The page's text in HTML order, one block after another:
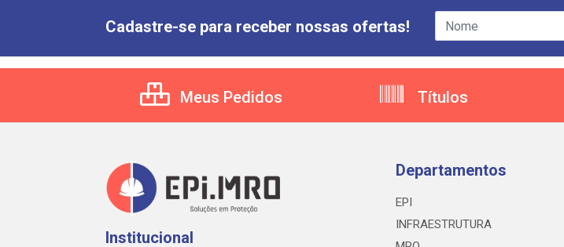
Cadastre-se para receber nossas ofertas!
Meus Pedidos Títulos
Institucional
Departamentos
EPI
INFRAESTRUTURA